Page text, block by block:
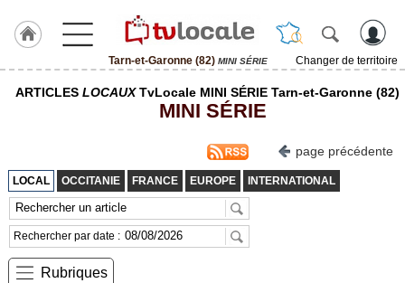
Tarn-et-Garonne (82) MINI SÉRIE
Changer de territoire
J'adhère
et-
Garonne
(82)
TvLocale
France
ARTICLES LOCAUXTvLocale MINI SÉRIE Tarn-et-Garonne (82)
MINI SÉRIE
page précédente
LOCAL OCCITANIE FRANCE EUROPE INTERNATIONAL
Rechercher par date :
Rubriques